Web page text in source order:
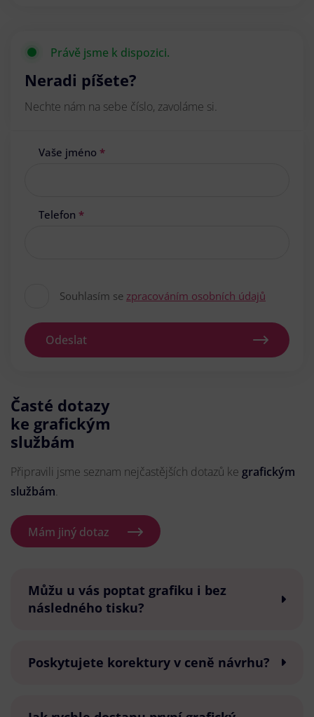
Právě jsme k dispozici.
Neradi píšete?
Nechte nám na sebe číslo, zavoláme si.
Vaše jméno *
Telefon *
Souhlasím se zpracováním osobních údajů
Odeslat
Časté dotazy
ke grafickým
službám
Připravili jsme seznam nejčastějších dotazů ke grafickým
službám.
Mám jiný dotaz
Můžu u vás poptat grafiku i bez
následného tisku?
Poskytujete korektury v ceně návrhu?